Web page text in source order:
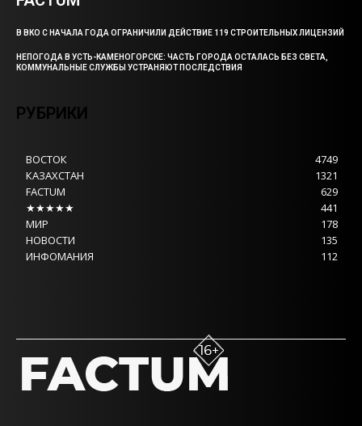
В ВКО С НАЧАЛА ГОДА ОГРАНИЧИЛИ ДЕЙСТВИЕ 119 СТРОИТЕЛЬНЫХ ЛИЦЕНЗИЙ
НЕПОГОДА В УСТЬ-КАМЕНОГОРСКЕ: ЧАСТЬ ГОРОДА ОСТАЛАСЬ БЕЗ СВЕТА,
КОММУНАЛЬНЫЕ СЛУЖБЫ УСТРАНЯЮТ ПОСЛЕДСТВИЯ
РУБРИКИ
ВОСТОК
4749
КАЗАХСТАН
1321
FACTUM
629
★★★★★
441
МИР
178
НОВОСТИ
135
ИНФОМАНИЯ
112